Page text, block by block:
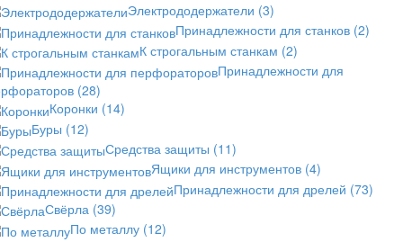
Электрододержатели (3)
Принадлежности для станков (2)
К строгальным станкам (2)
Принадлежности для
(28)
Коронки (14)
Буры (12)
Средства защиты (11)
Ящики для инструментов (4)
Принадлежности для дрелей (73)
Свёрла (39)
По металлу (12)